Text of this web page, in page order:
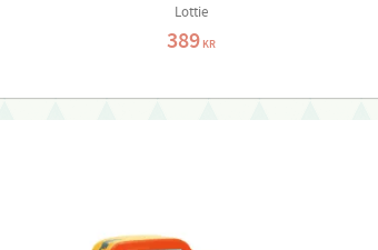
Lottie
389KR